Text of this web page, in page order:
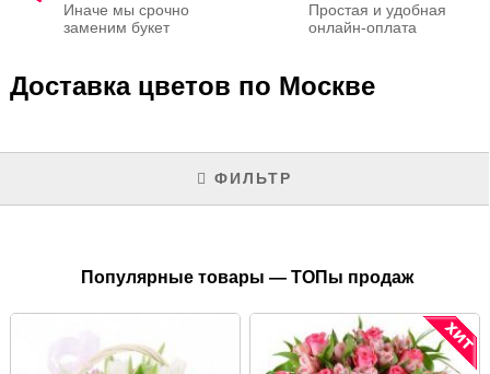
Иначе мы срочно
заменим букет
Простая и удобная
онлайн-оплата
Доставка цветов по Москве
ФИЛЬТР
Популярные товары — ТОПы продаж